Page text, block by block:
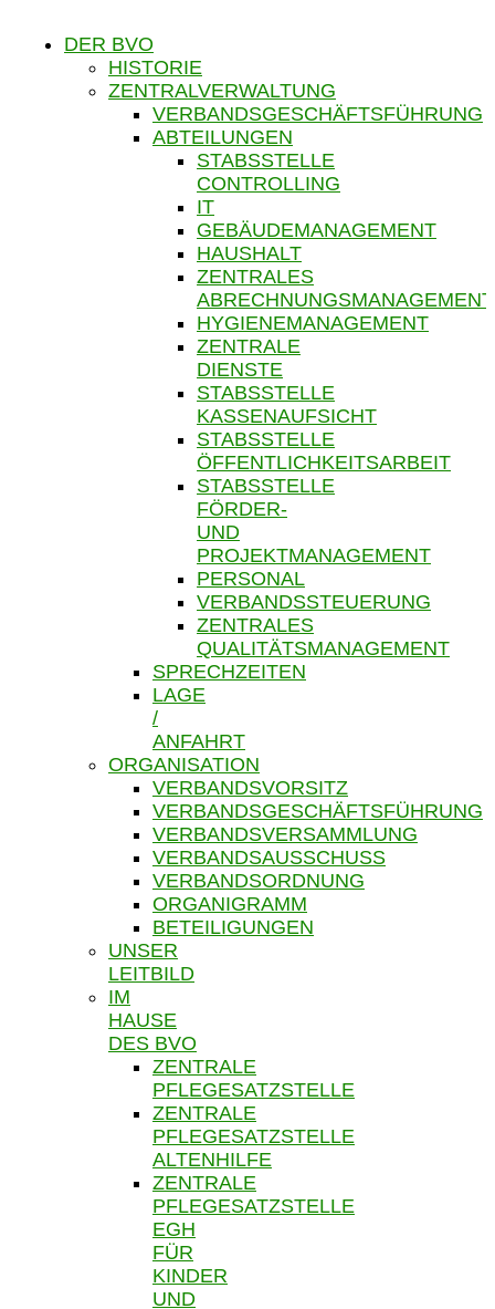
DER BVO
HISTORIE
ZENTRALVERWALTUNG
VERBANDSGESCHÄFTSFÜHRUNG
ABTEILUNGEN
STABSSTELLE
CONTROLLING
IT
GEBÄUDEMANAGEMENT
HAUSHALT
ZENTRALES
ABRECHNUNGSMANAGEMENT
HYGIENEMANAGEMENT
ZENTRALE
DIENSTE
STABSSTELLE
KASSENAUFSICHT
STABSSTELLE
ÖFFENTLICHKEITSARBEIT
STABSSTELLE
FÖRDER-
UND
PROJEKTMANAGEMENT
PERSONAL
VERBANDSSTEUERUNG
ZENTRALES
QUALITÄTSMANAGEMENT
SPRECHZEITEN
LAGE
/
ANFAHRT
ORGANISATION
VERBANDSVORSITZ
VERBANDSGESCHÄFTSFÜHRUNG
VERBANDSVERSAMMLUNG
VERBANDSAUSSCHUSS
VERBANDSORDNUNG
ORGANIGRAMM
BETEILIGUNGEN
UNSER
LEITBILD
IM
HAUSE
DES BVO
ZENTRALE
PFLEGESATZSTELLE
ZENTRALE
PFLEGESATZSTELLE
ALTENHILFE
ZENTRALE
PFLEGESATZSTELLE
EGH
FÜR
KINDER
UND